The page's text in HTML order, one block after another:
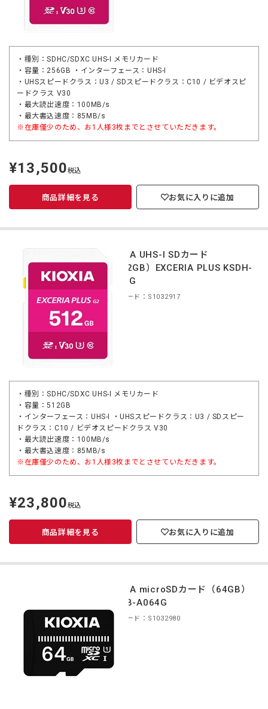
・種別：SDHC/SDXC UHS-I メモリカード
・容量：256GB ・インターフェース：UHS-I
・UHSスピードクラス：U3 / SDスピードクラス：C10 / ビデオスピ
ードクラス V30
・最大読出速度：100MB/s
・最大書込速度：85MB/s
※在庫僅少のため、お1人様3枚までとさせていただきます。
定
価
¥13,500税込
商品詳細を見る お気に入りに追加
KIOXIA UHS-I SDカード
（512GB）EXCERIA PLUS KSDH-
B512G
商品コード：S1032917
・種別：SDHC/SDXC UHS-I メモリカード
・容量：512GB
・インターフェース：UHS-I ・UHSスピードクラス：U3 / SDスピー
ドクラス：C10 / ビデオスピードクラス V30
・最大読出速度：100MB/s
・最大書込速度：85MB/s
※在庫僅少のため、お1人様3枚までとさせていただきます。
定
価
¥23,800税込
商品詳細を見る お気に入りに追加
KIOXIA microSDカード（64GB）
KMUB-A064G
商品コード：S1032980